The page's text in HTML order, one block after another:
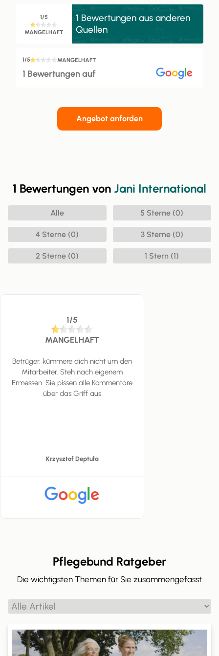
1 Bewertungen von Jani International
Alle 5 Sterne (0)
4 Sterne (0) 3 Sterne (0)
2 Sterne (0) 1 Stern (1)
1/5
MANGELHAFT
Betrüger, kümmere dich nicht um den
Mitarbeiter. Steh nach eigenem
Ermessen. Sie pissen alle Kommentare
über das Griff aus
Krzysztof Deptuła
Pflegebund Ratgeber
Die wichtigsten Themen für Sie zusammengefasst
1/5
MANGELHAFT
1 Bewertungen aus anderen
Quellen
1/5 MANGELHAFT
1 Bewertungen auf
Angebot anforden